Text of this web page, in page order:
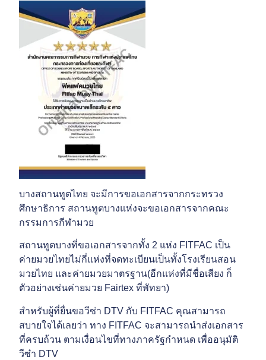
บางสถานทูตไทย จะมีการขอเอกสารจากกระทรวง
ศึกษาธิการ สถานทูตบางแห่งจะขอเอกสารจากคณะ
กรรมการกีฬามวย
สถานทูตบางที่ขอเอกสารจากทั้ง 2 แห่ง FITFAC เป็น
ค่ายมวยไทยไม่กี่แห่งที่จดทะเบียนเป็นทั้งโรงเรียนสอน
มวยไทย และค่ายมวยมาตรฐาน(อีกแห่งที่มีชื่อเสียง ก็
ตัวอย่างเช่นค่ายมวย Fairtex ที่พัทยา)
สำหรับผู้ที่ยื่นขอวีซ่า DTV กับ FITFAC คุณสามารถ
สบายใจได้เลยว่า ทาง FITFAC จะสามารถนำส่งเอกสาร
ที่ครบถ้วน ตามเงื่อนไขที่ทางภาครัฐกำหนด เพื่ออนุมัติ
วีซ๋า DTV